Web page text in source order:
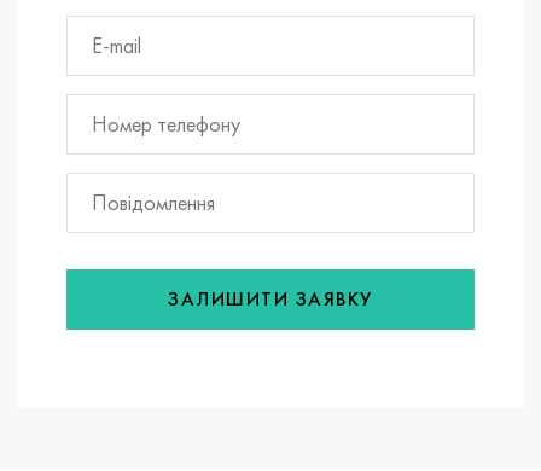
ЗАЛИШИТИ ЗАЯВКУ